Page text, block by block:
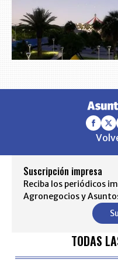
Suscripción impresa
Reciba los periódicos
Agronegocios y
TODAS